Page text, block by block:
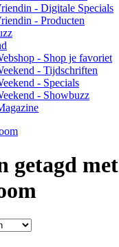
- Digitale Specials
- Producten
- Shop je favoriet
- Tijdschriften
- Specials
- Showbuzz
getagd met